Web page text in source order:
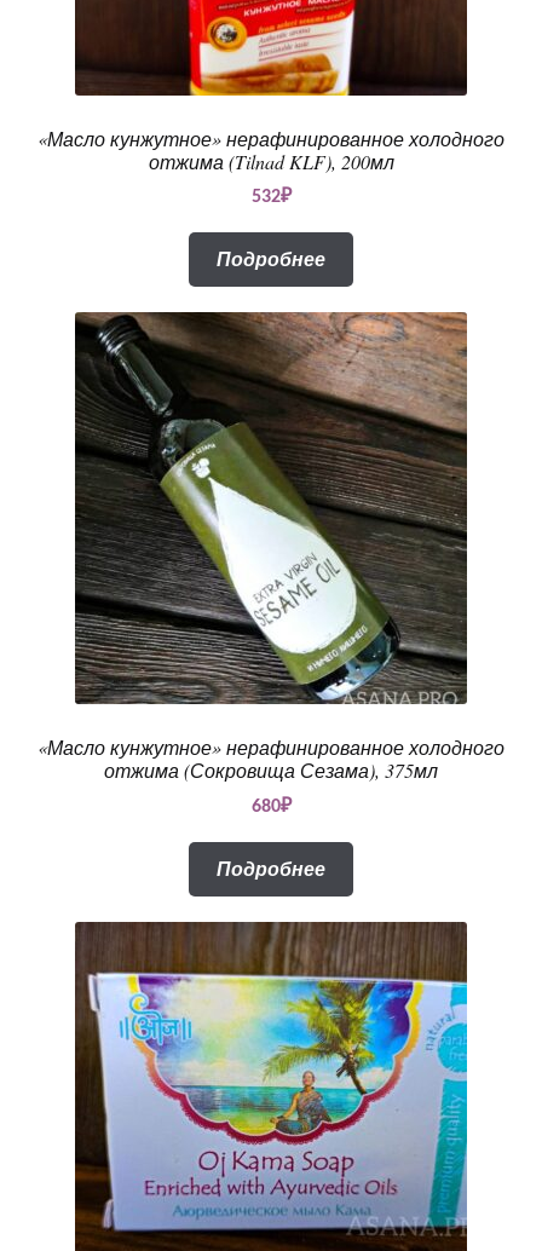
«Масло кунжутное» нерафинированное холодного
отжима (Tilnad KLF), 200мл
532₽
Подробнее
«Масло кунжутное» нерафинированное холодного
отжима (Сокровища Сезама), 375мл
680₽
Подробнее